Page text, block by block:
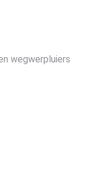
wegwerpluiers